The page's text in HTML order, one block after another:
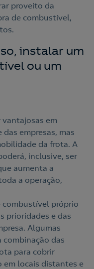
proveito da
de combustível,
instalar um
ou um
em
empresas, mas
da frota. A
inclusive, ser
aumenta a
a operação,
combustível próprio
prioridades e das
Algumas
combinação das
para cobrir
em locais distantes e